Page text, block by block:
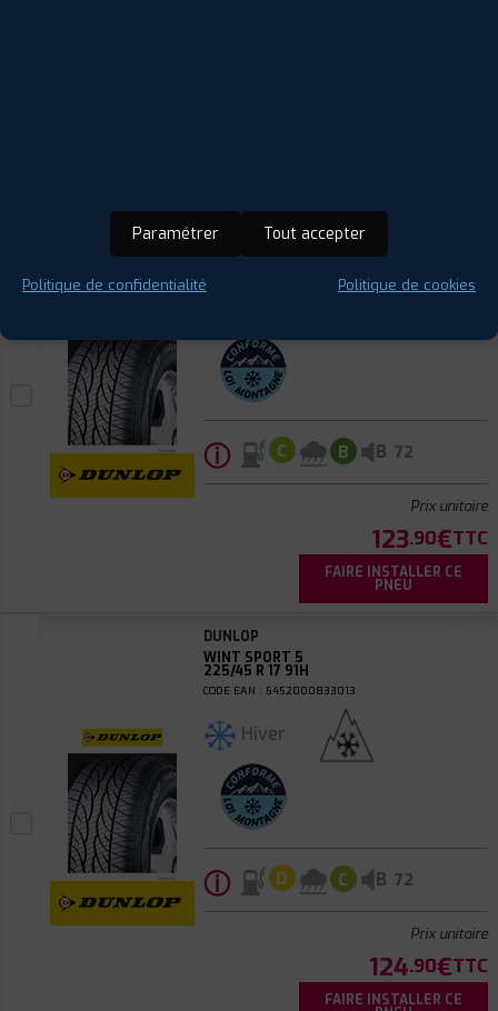
DUNLOP
WINT SPORT 5
215/60 R 16 99H
ⓘ C B B 72
Prix unitaire
123.90€TTC
FAIRE INSTALLER CE
PNEU
DUNLOP
WINT SPORT 5
225/45 R 17 91H
CODE EAN : 5452000833013
Hiver
ⓘ D C B 72
Prix unitaire
124.90€TTC
FAIRE INSTALLER CE
Paramétrer Tout accepter
Politique de confidentialité Politique de cookies